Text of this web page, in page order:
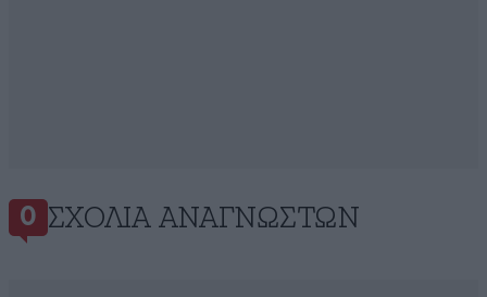
0 ΣΧΌΛΙΑ ΑΝΑΓΝΩΣΤΏΝ